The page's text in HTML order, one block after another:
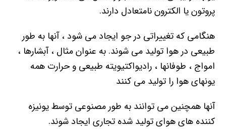
پروتون یا الکترون نامتعادل دارند.
هنگامی که تغییراتی در جو ایجاد می شود ، آنها به طور
طبیعی در هوا تولید می شوند. به عنوان مثال ، آبشارها ،
امواج ، طوفانها ، رادیواکتیویته طبیعی و حرارت همه
یونهای هوا را تولید می کنند
آنها همچنین می توانند به طور مصنوعی توسط یونیزه
کننده های هوای تولید شده تجاری ایجاد شوند.